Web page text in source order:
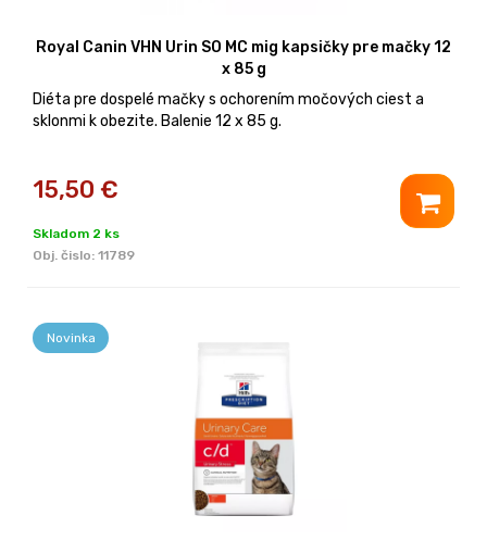
Royal Canin VHN Urin SO MC mig kapsičky pre mačky 12
x 85 g
Diéta pre dospelé mačky s ochorením močových ciest a
sklonmi k obezite. Balenie 12 x 85 g.
15,50 €
Skladom 2 ks
Obj. čislo: 11789
Novinka